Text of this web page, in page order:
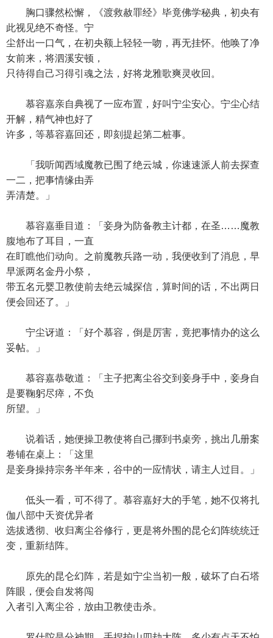
胸口骤然松懈，《渡救赦罪经》毕竟佛学秘典，初央有
此视见绝不奇怪。宁
尘舒出一口气，在初央额上轻轻一吻，再无挂怀。他唤了净
女前来，将泗溪安顿，
只待得自己习得引魂之法，好将龙雅歌爽灵收回。
慕容嘉亲自典视了一应布置，好叫宁尘安心。宁尘心结
开解，精气神也好了
许多，等慕容嘉回还，即刻提起第二桩事。
「我听闻西域魔教已围了绝云城，你速速派人前去探查
一二，把事情缘由弄
弄清楚。」
慕容嘉垂目道：「妾身为防备教主计都，在圣……魔教
腹地布了耳目，一直
在盯瞧他们动向。之前魔教兵路一动，我便收到了消息，早
早派两名金丹小祭，
带五名元婴卫教使前去绝云城探信，算时间的话，不出两日
便会回还了。」
宁尘讶道：「好个慕容，倒是厉害，竟把事情办的这么
妥帖。」
慕容嘉恭敬道：「主子把离尘谷交到妾身手中，妾身自
是要鞠躬尽瘁，不负
所望。」
说着话，她便操卫教使将自己挪到书桌旁，挑出几册案
卷铺在桌上：「这里
是妾身操持宗务半年来，谷中的一应情状，请主人过目。」
低头一看，可不得了。慕容嘉好大的手笔，她不仅将扎
伽八部中天资优异者
选拔透彻、收归离尘谷修行，更是将外围的昆仑幻阵统统迁
变，重新结阵。
原先的昆仑幻阵，若是如宁尘当初一般，破坏了白石塔
阵眼，便会自发将闯
入者引入离尘谷，放由卫教使击杀。